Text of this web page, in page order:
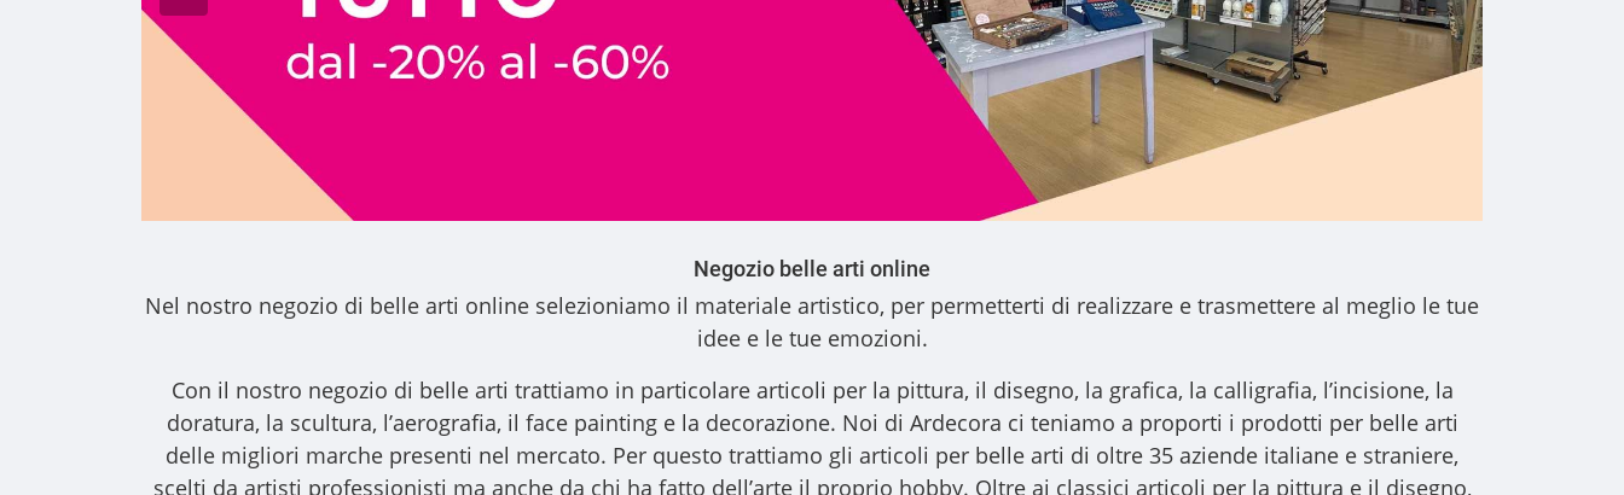
Negozio belle arti online
Nel nostro negozio di belle arti online selezioniamo il materiale artistico, per permetterti di realizzare e trasmettere al meglio le tue
idee e le tue emozioni.
Con il nostro negozio di belle arti trattiamo in particolare articoli per la pittura, il disegno, la grafica, la calligrafia, l’incisione, la
doratura, la scultura, l’aerografia, il face painting e la decorazione. Noi di Ardecora ci teniamo a proporti i prodotti per belle arti
delle migliori marche presenti nel mercato. Per questo trattiamo gli articoli per belle arti di oltre 35 aziende italiane e straniere,
scelti da artisti professionisti ma anche da chi ha fatto dell’arte il proprio hobby. Oltre ai classici articoli per la pittura e il disegno,